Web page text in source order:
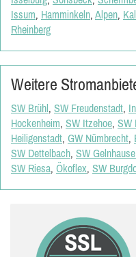
Issum, Hamminkeln, Alpen,
Rheinberg
Weitere
SW Brühl, SW Freudenstadt,
Hockenheim, SW Itzehoe, SW
Heiligenstadt, GW Nümbrecht,
SW Dettelbach, SW
SW Riesa, Ökoflex, SW